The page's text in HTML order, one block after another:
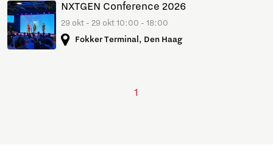
NXTGEN Conference 2026
29 okt - 29 okt 10:00 - 18:00
Fokker Terminal, Den Haag
1